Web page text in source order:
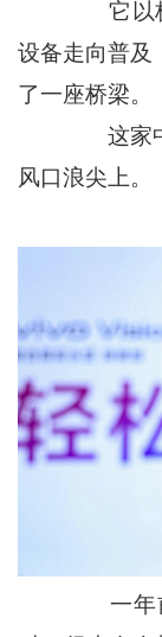
它以极致
设备走向普及
了一座桥梁。
这家中国
风口浪尖上。
一年前，